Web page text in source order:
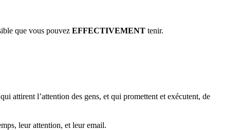
que vous pouvez EFFECTIVEMENT tenir.
attirent l’attention des gens, et qui promettent et exécutent, de
leur attention, et leur email.